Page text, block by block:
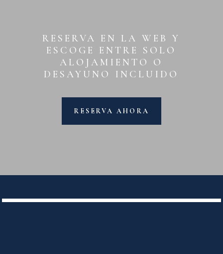
RESERVA EN LA WEB Y
ESCOGE ENTRE SOLO
ALOJAMIENTO O
DESAYUNO INCLUIDO
RESERVA AHORA